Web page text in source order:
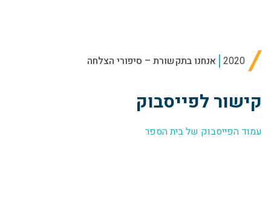
2020 אנחנו בתקשורת – סיפורי הצלחה
קישור לפייסבוק
עמוד הפייסבוק של בית הספר